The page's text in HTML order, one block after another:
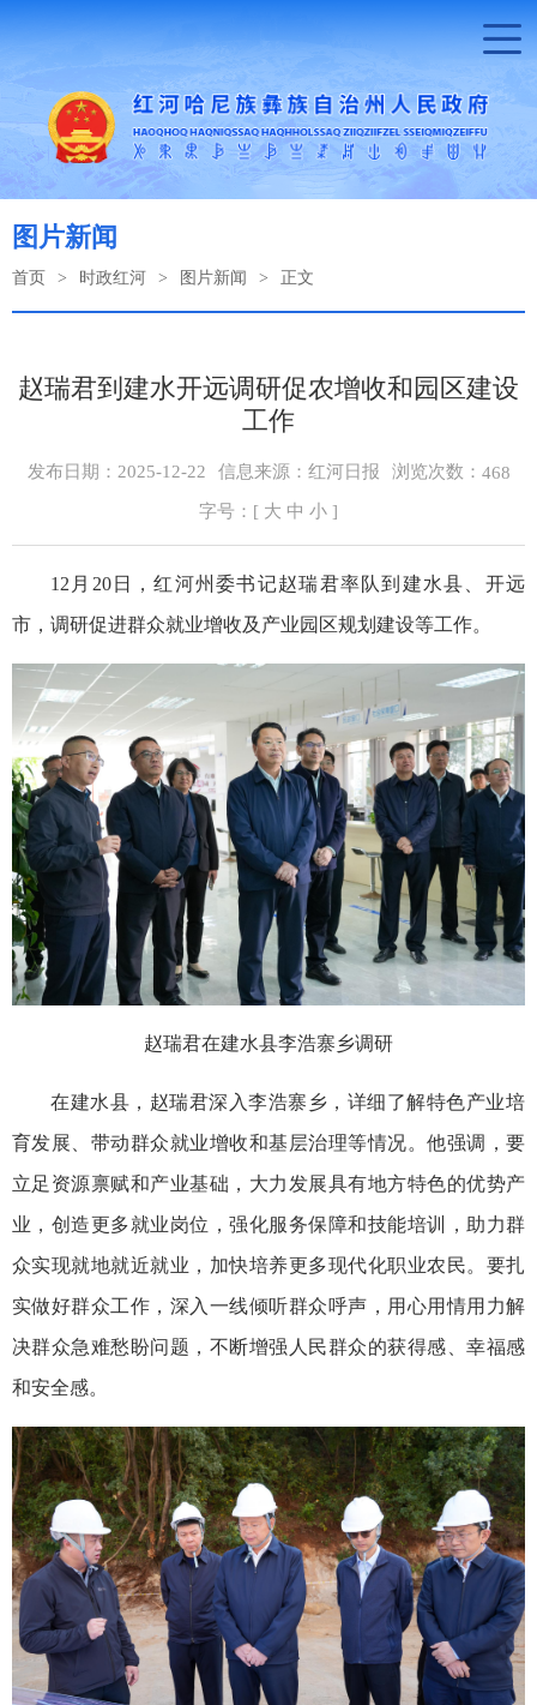
图片新闻
首页 > 时政红河 > 图片新闻 > 正文
赵瑞君到建水开远调研促农增收和园区建设
工作
发布日期：2025-12-22 信息来源：红河日报 浏览次数： 468
字号：[ 大 中 小 ]
12月20日，红河州委书记赵瑞君率队到建水县、开远
市，调研促进群众就业增收及产业园区规划建设等工作。
赵瑞君在建水县李浩寨乡调研
在建水县，赵瑞君深入李浩寨乡，详细了解特色产业培
育发展、带动群众就业增收和基层治理等情况。他强调，要
立足资源禀赋和产业基础，大力发展具有地方特色的优势产
业，创造更多就业岗位，强化服务保障和技能培训，助力群
众实现就地就近就业，加快培养更多现代化职业农民。要扎
实做好群众工作，深入一线倾听群众呼声，用心用情用力解
决群众急难愁盼问题，不断增强人民群众的获得感、幸福感
和安全感。